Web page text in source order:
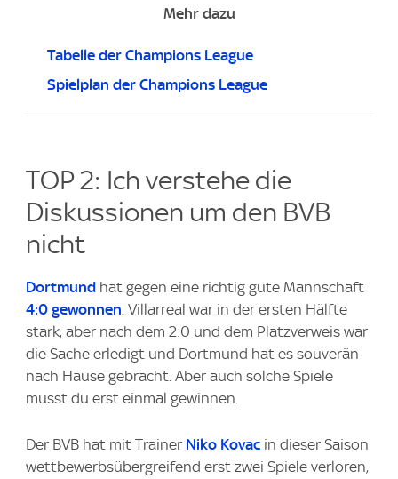
Mehr dazu
Tabelle der Champions League
Spielplan der Champions League
TOP 2: Ich verstehe die
Diskussionen um den BVB
nicht
Dortmund hat gegen eine richtig gute Mannschaft
4:0 gewonnen. Villarreal war in der ersten Hälfte
stark, aber nach dem 2:0 und dem Platzverweis war
die Sache erledigt und Dortmund hat es souverän
nach Hause gebracht. Aber auch solche Spiele
musst du erst einmal gewinnen.
Der BVB hat mit Trainer Niko Kovac in dieser Saison
wettbewerbsübergreifend erst zwei Spiele verloren,